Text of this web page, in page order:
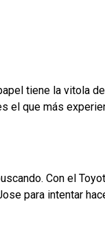
tiene la vitola
el que más
Con el
para intentar